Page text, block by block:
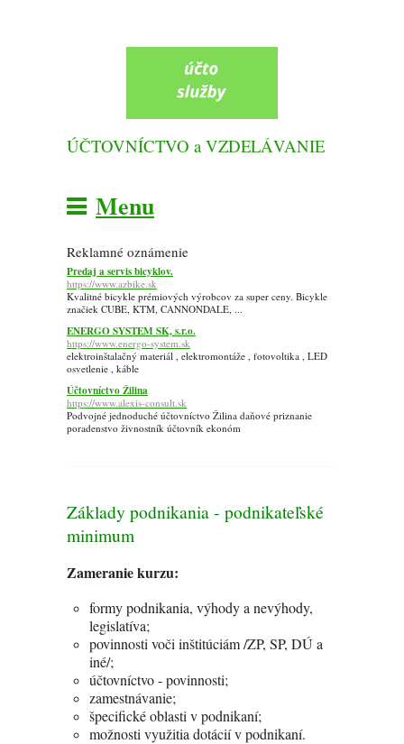
ÚČTOVNÍCTVO a VZDELÁVANIE
Menu
Reklamné oznámenie
Predaj a servis bicyklov.
https://www.azbike.sk
Kvalitné bicykle prémiových výrobcov za super ceny. Bicykle
značiek CUBE, KTM, CANNONDALE, ...
ENERGO SYSTEM SK, s.r.o.
https://www.energo-system.sk
elektroinštalačný materiál , elektromontáže , fotovoltika , LED
osvetlenie , káble
Účtovníctvo Žilina
https://www.alexis-consult.sk
Podvojné jednoduché účtovníctvo Žilina daňové priznanie
poradenstvo živnostník účtovník ekonóm
Základy podnikania - podnikateľské
minimum
Zameranie kurzu:
formy podnikania, výhody a nevýhody,
legislatíva;
povinnosti voči inštitúciám /ZP, SP, DÚ a
iné/;
účtovníctvo - povinnosti;
zamestnávanie;
špecifické oblasti v podnikaní;
možnosti využitia dotácií v podnikaní.